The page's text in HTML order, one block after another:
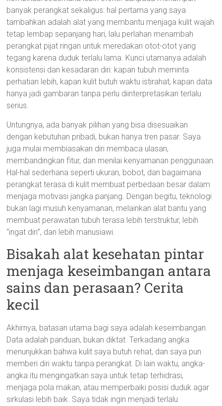
banyak perangkat sekaligus: hal pertama yang saya
tambahkan adalah alat yang membantu menjaga kulit wajah
tetap lembap sepanjang hari, lalu perlahan menambah
perangkat pijat ringan untuk meredakan otot-otot yang
tegang karena duduk terlalu lama. Kunci utamanya adalah
konsistensi dan kesadaran diri: kapan tubuh meminta
perhatian lebih, kapan kulit butuh waktu istirahat, kapan data
hanya jadi gambaran tanpa perlu diinterpretasikan terlalu
serius.
Untungnya, ada banyak pilihan yang bisa disesuaikan
dengan kebutuhan pribadi, bukan hanya tren pasar. Saya
juga mulai membiasakan diri membaca ulasan,
membandingkan fitur, dan menilai kenyamanan penggunaan.
Hal-hal sederhana seperti ukuran, bobot, dan bagaimana
perangkat terasa di kulit membuat perbedaan besar dalam
menjaga motivasi jangka panjang. Dengan begitu, teknologi
bukan lagi musuh kenyamanan, melainkan alat bantu yang
membuat perawatan tubuh terasa lebih terstruktur, lebih
“ingat diri”, dan lebih manusiawi.
Bisakah alat kesehatan pintar
menjaga keseimbangan antara
sains dan perasaan? Cerita
kecil
Akhirnya, batasan utama bagi saya adalah keseimbangan.
Data adalah panduan, bukan diktat. Terkadang angka
menunjukkan bahwa kulit saya butuh rehat, dan saya pun
memberi diri waktu tanpa perangkat. Di lain waktu, angka-
angka itu mengingatkan saya untuk tetap terhidrasi,
menjaga pola makan, atau memperbaiki posisi duduk agar
sirkulasi lebih baik. Saya tidak ingin menjadi terlalu